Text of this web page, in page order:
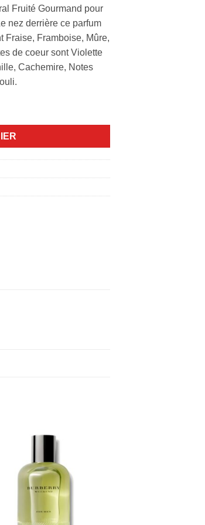
Fruité Gourmand pour
nez derrière ce parfum
Fraise, Framboise, Mûre,
de coeur sont Violette
Cachemire, Notes